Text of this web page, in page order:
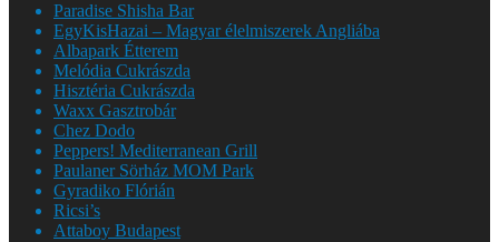
Paradise Shisha Bar
EgyKisHazai – Magyar élelmiszerek Angliába
Albapark Étterem
Melódia Cukrászda
Hisztéria Cukrászda
Waxx Gasztrobár
Chez Dodo
Peppers! Mediterranean Grill
Paulaner Sörház MOM Park
Gyradiko Flórián
Ricsi’s
Attaboy Budapest